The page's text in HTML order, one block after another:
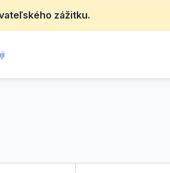
zážitku.